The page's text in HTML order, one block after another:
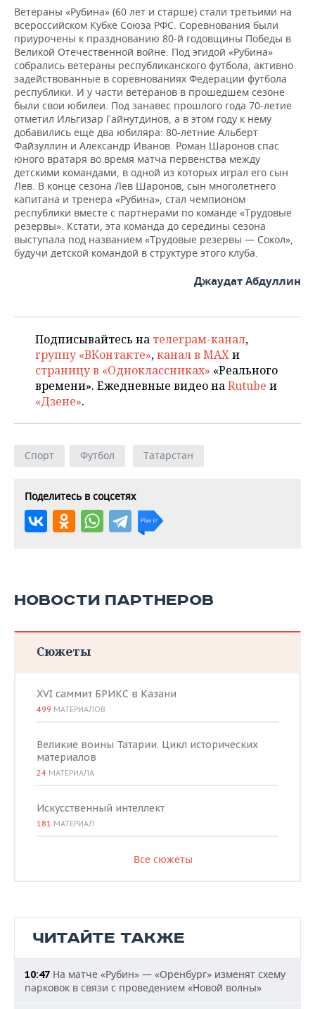
Ветераны «Рубина» (60 лет и старше) стали третьими на
всероссийском Кубке Союза РФС. Соревнования были
приурочены к празднованию 80-й годовщины Победы в
Великой Отечественной войне. Под эгидой «Рубина»
собрались ветераны республиканского футбола, активно
задействованные в соревнованиях Федерации футбола
республики. И у части ветеранов в прошедшем сезоне
были свои юбилеи. Под занавес прошлого года 70-летие
отметил Ильгизар Гайнутдинов, а в этом году к нему
добавились еще два юбиляра: 80-летние Альберт
Файзуллин и Александр Иванов. Роман Шаронов спас
юного вратаря во время матча первенства между
детскими командами, в одной из которых играл его сын
Лев. В конце сезона Лев Шаронов, сын многолетнего
капитана и тренера «Рубина», стал чемпионом
республики вместе с партнерами по команде «Трудовые
резервы». Кстати, эта команда до середины сезона
выступала под названием «Трудовые резервы — Сокол»,
будучи детской командой в структуре этого клуба.
Джаудат Абдуллин
Подписывайтесь на телеграм-канал,
группу «ВКонтакте»,канал в MAXи
страницу в «Одноклассниках» «Реального
времени». Ежедневные видео наRutube и
«Дзене».
Спорт Футбол Татарстан
Поделитесь в соцсетях
НОВОСТИ ПАРТНЕРОВ
Сюжеты
XVI саммит БРИКС в Казани
499 МАТЕРИАЛОВ
Великие воины Татарии. Цикл исторических
материалов
24 МАТЕРИАЛА
Искусственный интеллект
181 МАТЕРИАЛ
Все сюжеты
ЧИТАЙТЕ ТАКЖЕ
10:47 На матче «Рубин» — «Оренбург» изменят схему
парковок в связи с проведением «Новой волны»